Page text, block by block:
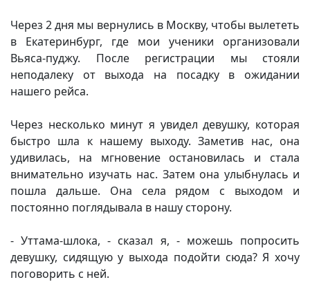
Через 2 дня мы вернулись в Москву, чтобы вылететь
в Екатеринбург, где мои ученики организовали
Вьяса-пуджу. После регистрации мы стояли
неподалеку от выхода на посадку в ожидании
нашего рейса.
Через несколько минут я увидел девушку, которая
быстро шла к нашему выходу. Заметив нас, она
удивилась, на мгновение остановилась и стала
внимательно изучать нас. Затем она улыбнулась и
пошла дальше. Она села рядом с выходом и
постоянно поглядывала в нашу сторону.
- Уттама-шлока, - сказал я, - можешь попросить
девушку, сидящую у выхода подойти сюда? Я хочу
поговорить с ней.